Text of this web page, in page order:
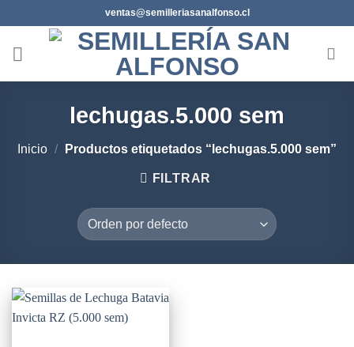
al
contenido
ventas@semilleriasanalfonso.cl
lechugas.5.000 sem
Inicio / Productos etiquetados “lechugas.5.000 sem”
FILTRAR